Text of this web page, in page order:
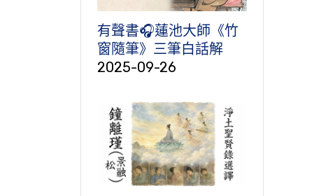
有聲書🎧蓮池大師《竹
窗隨筆》三筆白話解
2025-09-26